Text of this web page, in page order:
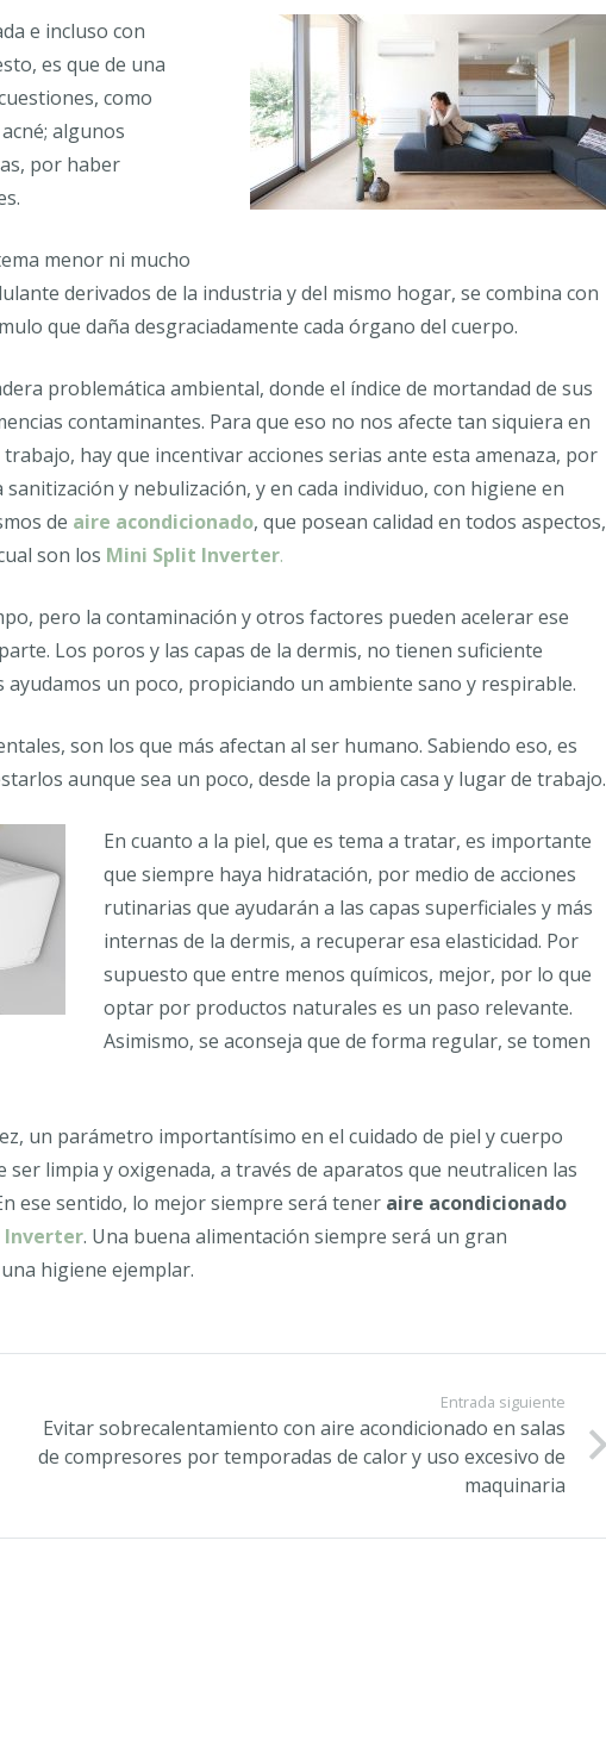
e incluso con
es que de una
como
algunos
por haber
menor ni mucho
derivados de la industria y del mismo hogar, se combina con
que daña desgraciadamente cada órgano del cuerpo.
problemática ambiental, donde el índice de mortandad de sus
contaminantes. Para que eso no nos afecte tan siquiera en
hay que incentivar acciones serias ante esta amenaza, por
y nebulización, y en cada individuo, con higiene en
de aire acondicionado, que posean calidad en todos aspectos,
son los Mini Split Inverter.
pero la contaminación y otros factores pueden acelerar ese
Los poros y las capas de la dermis, no tienen suficiente
un poco, propiciando un ambiente sano y respirable.
son los que más afectan al ser humano. Sabiendo eso, es
aunque sea un poco, desde la propia casa y lugar de trabajo.
En cuanto a la piel, que es tema a tratar, es importante
que siempre haya hidratación, por medio de acciones
rutinarias que ayudarán a las capas superficiales y más
internas de la dermis, a recuperar esa elasticidad. Por
supuesto que entre menos químicos, mejor, por lo que
optar por productos naturales es un paso relevante.
Asimismo, se aconseja que de forma regular, se tomen
un parámetro importantísimo en el cuidado de piel y cuerpo
ser limpia y oxigenada, a través de aparatos que neutralicen las
ese sentido, lo mejor siempre será tener aire acondicionado
Inverter. Una buena alimentación siempre será un gran
higiene ejemplar.
Entrada siguiente
Evitar sobrecalentamiento con aire acondicionado en salas
de compresores por temporadas de calor y uso excesivo de
maquinaria